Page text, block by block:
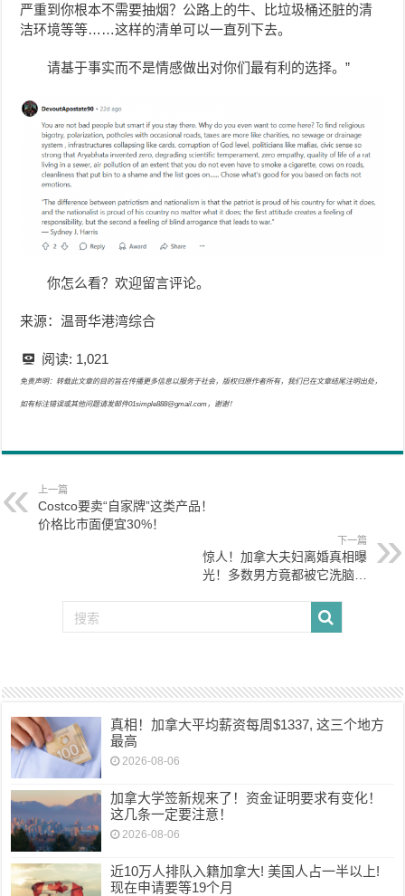
严重到你根本不需要抽烟？公路上的牛、比垃圾桶还脏的清
洁环境等等……这样的清单可以一直列下去。
请基于事实而不是情感做出对你们最有利的选择。”
你怎么看？欢迎留言评论。
来源：温哥华港湾综合
阅读: 1,021
免责声明：转载此文章的目的旨在传播更多信息以服务于社会，版权归原作者所有，我们已在文章结尾注明出处，
如有标注错误或其他问题请发邮件01simple888@gmail.com，谢谢！
上一篇
Costco要卖“自家牌”这类产品！
价格比市面便宜30%！
下一篇
惊人！加拿大夫妇离婚真相曝
光！多数男方竟都被它洗脑…
真相！加拿大平均薪资每周$1337, 这三个地方
最高
2026-08-06
加拿大学签新规来了！资金证明要求有变化！
这几条一定要注意！
2026-08-06
近10万人排队入籍加拿大! 美国人占一半以上!
现在申请要等19个月